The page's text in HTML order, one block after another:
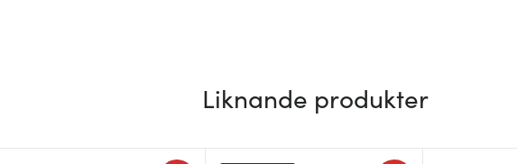
Liknande produkter